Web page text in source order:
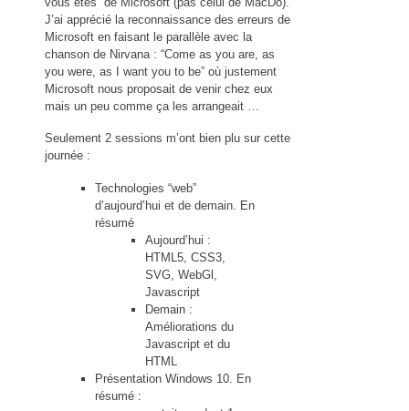
J’ai apprécié la reconnaissance des erreurs de
Microsoft en faisant le parallèle avec la
chanson de Nirvana : “Come as you are, as
you were, as I want you to be” où justement
Microsoft nous proposait de venir chez eux
mais un peu comme ça les arrangeait …
Seulement 2 sessions m’ont bien plu sur cette
journée :
Technologies “web”
d’aujourd’hui et de demain. En
résumé
Aujourd’hui :
HTML5, CSS3,
SVG, WebGl,
Javascript
Demain :
Améliorations du
Javascript et du
HTML
Présentation Windows 10. En
résumé :